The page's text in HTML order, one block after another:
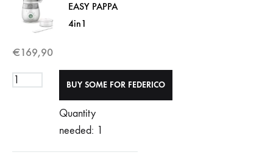
EASY PAPPA
4in1
€169,90
Quantity
needed: 1